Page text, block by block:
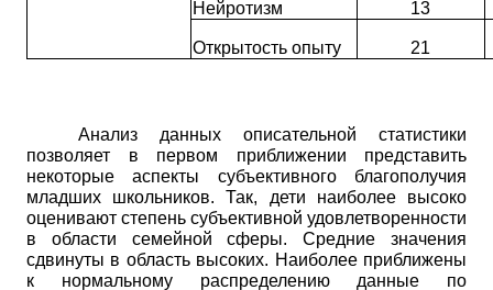
Нейротизм 13
Открытость опыту 21
Анализ данных описательной статистики
позволяет в первом приближении представить
некоторые аспекты субъективного благополучия
младших школьников. Так, дети наиболее высоко
оценивают степень субъективной удовлетворенности
в области семейной сферы. Средние значения
сдвинуты в область высоких. Наиболее приближены
к нормальному распределению данные по